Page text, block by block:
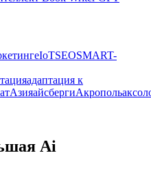
IoTSEOSMART-
адаптация к
АзияайсбергиАкрополь
Ai